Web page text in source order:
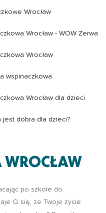
Wrocław
Wrocław - WOW Zerwa
Wrocław
wspinaczkowa
Wrocław dla dzieci
jest dobra dla dzieci?
po szkole do
Ci się, że Twoje życie